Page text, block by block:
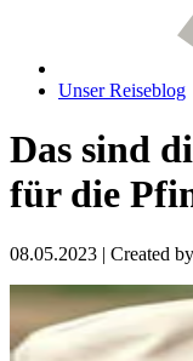
Unser Reiseblog
Das sind
für die
08.05.2023 | Created by